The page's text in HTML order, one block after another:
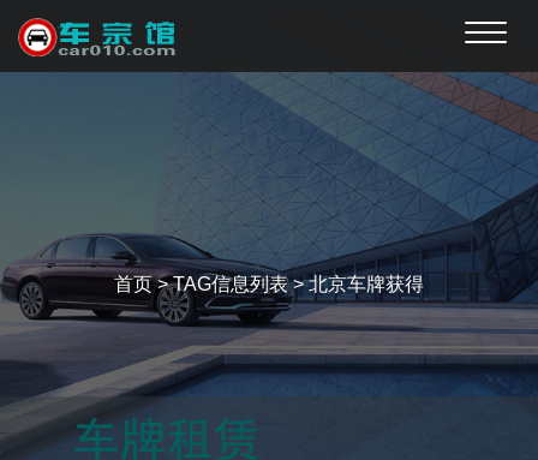
Toggle
首页> TAG信息列表 > 北京车牌获得